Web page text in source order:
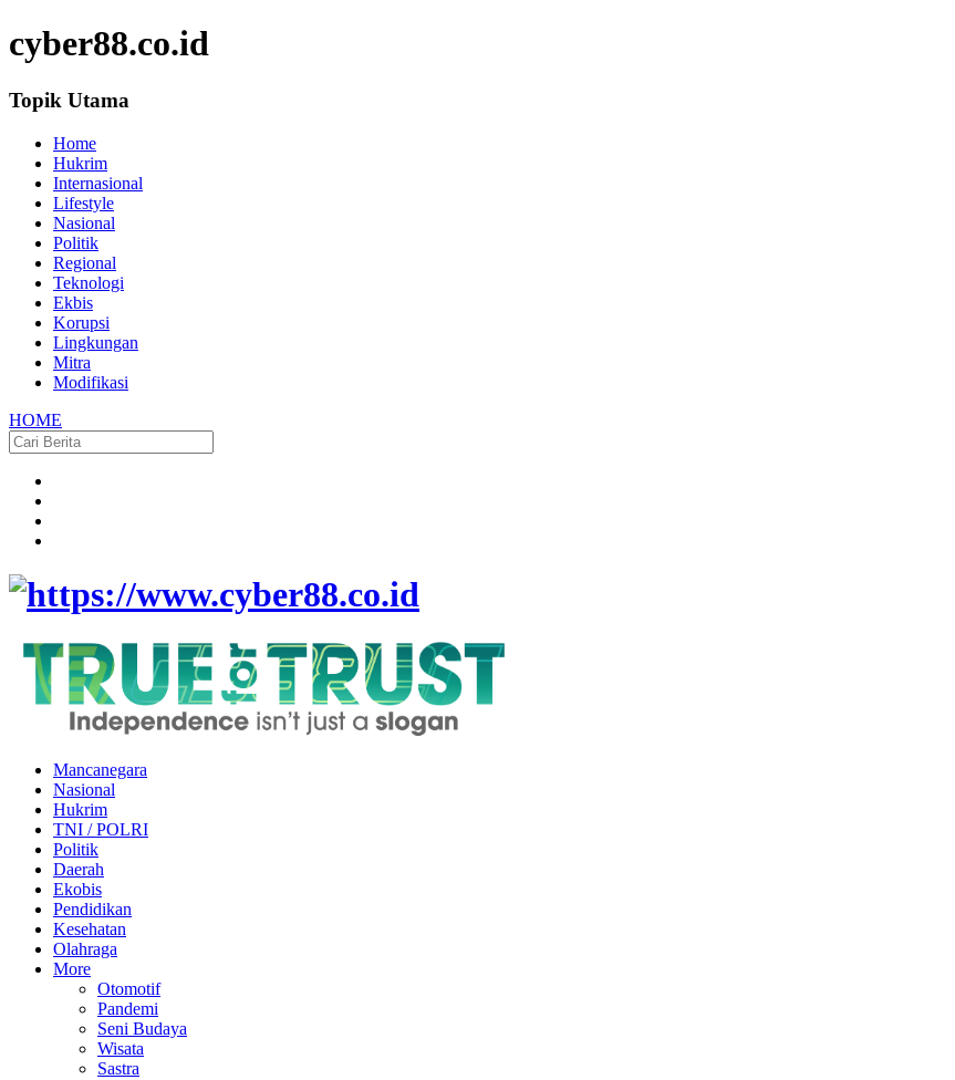
cyber88.co.id
Topik Utama
Home
Hukrim
Internasional
Lifestyle
Nasional
Politik
Regional
Teknologi
Ekbis
Korupsi
Lingkungan
Mitra
Modifikasi
HOME
Mancanegara
Nasional
Hukrim
TNI / POLRI
Politik
Daerah
Ekobis
Pendidikan
Kesehatan
Olahraga
More
Otomotif
Pandemi
Seni Budaya
Wisata
Sastra